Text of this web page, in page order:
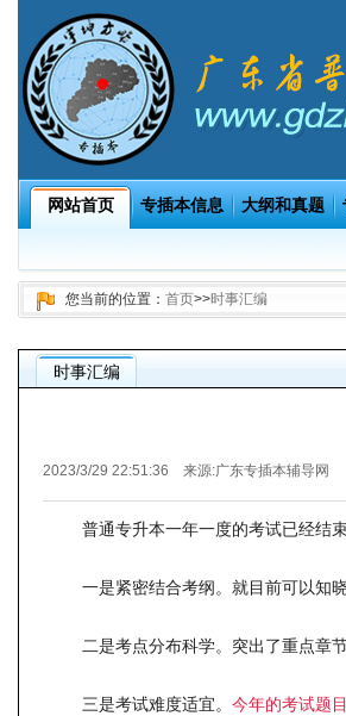
网站首页 专插本信息 大纲和真题
您当前的位置： 首页>>时事汇编
时事汇编
2023/3/29 22:51:36 来源:广东专插本辅导网
普通专升本一年一度的考试已经结
一是紧密结合考纲。就目前可以知
二是考点分布科学。突出了重点章
三是考试难度适宜。 今年的考试题